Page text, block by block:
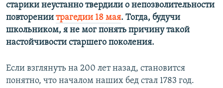
старики неустанно твердили о непозволительности
повторении трагедии 18 мая. Тогда, будучи
школьником, я не мог понять причину такой
настойчивости старшего поколения.
Если взглянуть на 200 лет назад, становится
понятно, что началом наших бед стал 1783 год.